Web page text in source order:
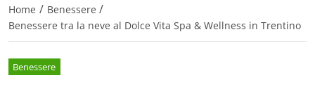
Home / Benessere /
Benessere tra la neve al Dolce Vita Spa & Wellness in Trentino
Benessere